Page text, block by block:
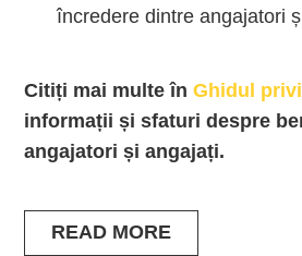
încredere dintre angajatori
Citiți mai multe înGhidul
informații și sfaturi despre
angajatori și angajați.
READ MORE